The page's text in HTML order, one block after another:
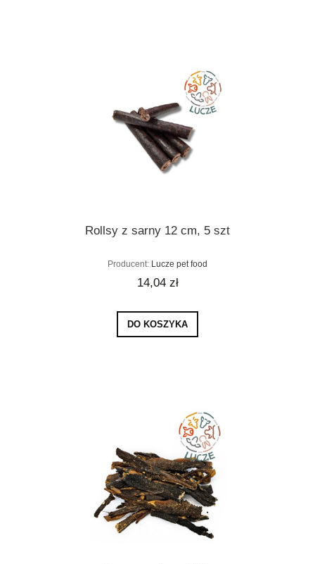
Rollsy z sarny 12 cm, 5 szt
Producent: Lucze pet food
14,04 zł
DO KOSZYKA